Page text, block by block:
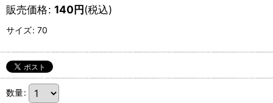
販売価格: 140円(税込)
サイズ: 70
数量: